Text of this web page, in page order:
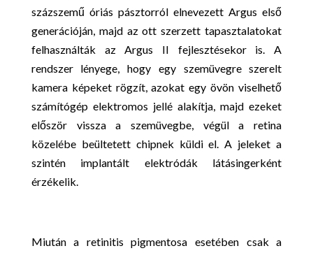
százszemű óriás pásztorról elnevezett Argus első
generációján, majd az ott szerzett tapasztalatokat
felhasználták az Argus II fejlesztésekor is. A
rendszer lényege, hogy egy szemüvegre szerelt
kamera képeket rögzít, azokat egy övön viselhető
számítógép elektromos jellé alakítja, majd ezeket
először vissza a szemüvegbe, végül a retina
közelébe beültetett chipnek küldi el. A jeleket a
szintén implantált elektródák látásingerként
érzékelik.
Miután a retinitis pigmentosa esetében csak a